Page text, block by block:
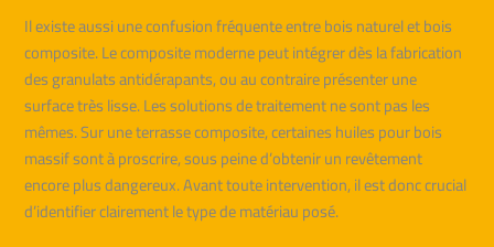
Il existe aussi une confusion fréquente entre bois naturel et bois
composite. Le composite moderne peut intégrer dès la fabrication
des granulats antidérapants, ou au contraire présenter une
surface très lisse. Les solutions de traitement ne sont pas les
mêmes. Sur une terrasse composite, certaines huiles pour bois
massif sont à proscrire, sous peine d’obtenir un revêtement
encore plus dangereux. Avant toute intervention, il est donc crucial
d’identifier clairement le type de matériau posé.